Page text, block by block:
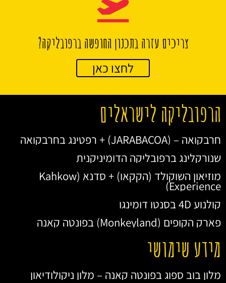
צריכים עזרה בתכנון החופשה ברפובליקה?
לחצו כאן
הרפובליקה לישראלים
חרבקואה – (JARABACOA) + רפטינג בחרבקואה
שנורקלינג ברפובליקה הדומיניקנית
מוזיאון השוקולד (הקקאו) + סדנא (Kahkow
Experience)
קולנוע 4D בסנטו דומינגו
פארק הקופים (Monkeyland) בפונטה קאנה
מידע שימושי
מלון בוב ספוג בפונטה קאנה – מלון ניקולודיאון